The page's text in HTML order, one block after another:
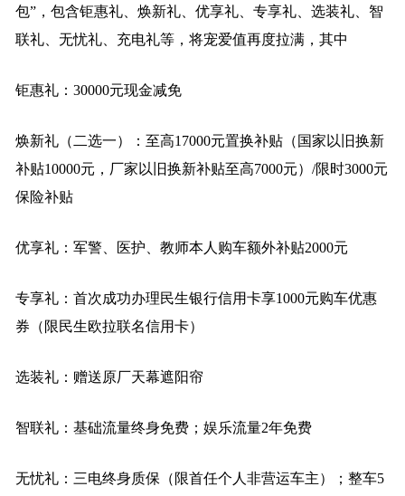
包”，包含钜惠礼、焕新礼、优享礼、专享礼、选装礼、智
联礼、无忧礼、充电礼等，将宠爱值再度拉满，其中
钜惠礼：30000元现金减免
焕新礼（二选一）：至高17000元置换补贴（国家以旧换新
补贴10000元，厂家以旧换新补贴至高7000元）/限时3000元
保险补贴
优享礼：军警、医护、教师本人购车额外补贴2000元
专享礼：首次成功办理民生银行信用卡享1000元购车优惠
券（限民生欧拉联名信用卡）
选装礼：赠送原厂天幕遮阳帘
智联礼：基础流量终身免费；娱乐流量2年免费
无忧礼：三电终身质保（限首任个人非营运车主）；整车5